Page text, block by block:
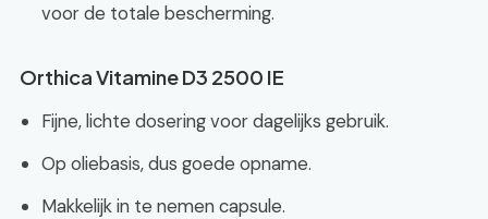
voor de totale bescherming.
Orthica Vitamine D3 2500 IE
Fijne, lichte dosering voor dagelijks gebruik.
Op oliebasis, dus goede opname.
Makkelijk in te nemen capsule.